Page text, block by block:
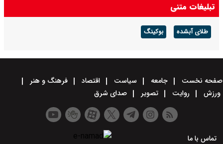
تبلیغات متنی
طلای آبشده بوکینگ
صفحه نخست جامعه سیاست اقتصاد
فرهنگ و هنر
ورزش
روایت تصویر صدای شرق
تماس با ما